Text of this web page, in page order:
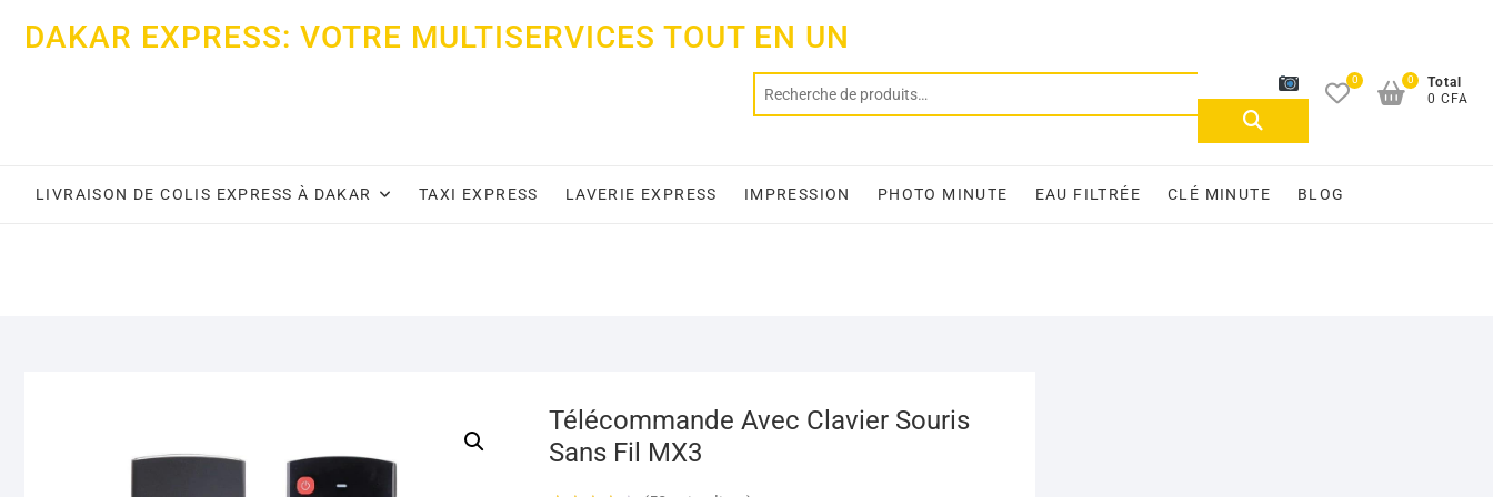
DAKAR EXPRESS: VOTRE MULTISERVICES TOUT EN UN
Recherche
0
Total
0 CFA
0
LIVRAISON DE COLIS EXPRESS À DAKAR TAXI EXPRESS LAVERIE EXPRESS IMPRESSION PHOTO MINUTE EAU FILTRÉE CLÉ MINUTE BLOG
Télécommande Avec Clavier Souris
Sans Fil MX3